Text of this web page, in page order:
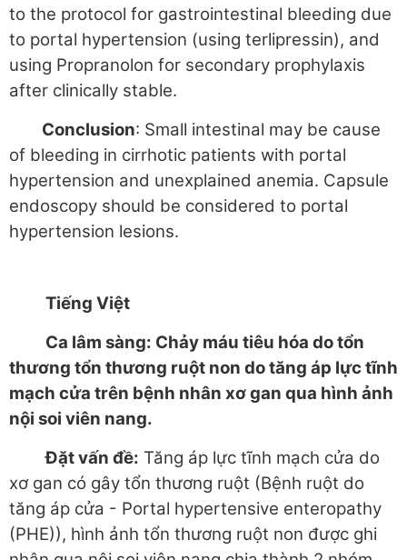
to the protocol for gastrointestinal bleeding due
to portal hypertension (using terlipressin), and
using Propranolon for secondary prophylaxis
after clinically stable.
Conclusion: Small intestinal may be cause
of bleeding in cirrhotic patients with portal
hypertension and unexplained anemia. Capsule
endoscopy should be considered to portal
hypertension lesions.
Tiếng Việt
Ca lâm sàng: Chảy máu tiêu hóa do tổn
thương tổn thương ruột non do tăng áp lực tĩnh
mạch cửa trên bệnh nhân xơ gan qua hình ảnh
nội soi viên nang.
Đặt vấn đề: Tăng áp lực tĩnh mạch cửa do
xơ gan có gây tổn thương ruột (Bệnh ruột do
tăng áp cửa - Portal hypertensive enteropathy
(PHE)), hình ảnh tổn thương ruột non được ghi